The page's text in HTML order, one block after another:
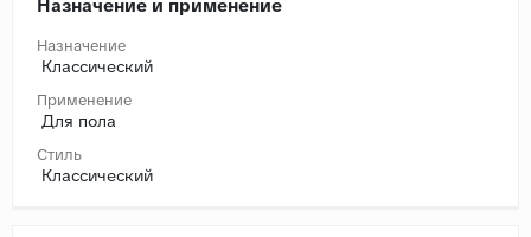
Назначение и применение
Назначение
Классический
Применение
Для пола
Стиль
Классический